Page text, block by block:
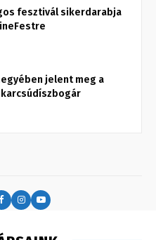
fesztivál sikerdarabja
jelent meg a